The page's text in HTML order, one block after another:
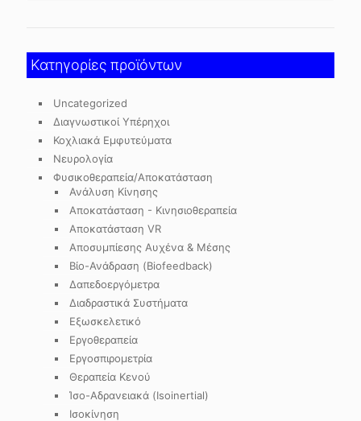
Κατηγορίες προϊόντων
Uncategorized
Διαγνωστικοί Υπέρηχοι
Κοχλιακά Εμφυτεύματα
Νευρολογία
Φυσικοθεραπεία/Αποκατάσταση
Ανάλυση Κίνησης
Αποκατάσταση - Κινησιοθεραπεία
Αποκατάσταση VR
Αποσυμπίεσης Αυχένα & Μέσης
Βίο-Ανάδραση (Biofeedback)
Δαπεδοεργόμετρα
Διαδραστικά Συστήματα
Εξωσκελετικό
Εργοθεραπεία
Εργοσπιρομετρία
Θεραπεία Κενού
Ίσο-Αδρανειακά (Isoinertial)
Ισοκίνηση